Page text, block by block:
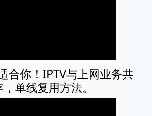
合你！IPTV与上网业务共
，单线复用方法。